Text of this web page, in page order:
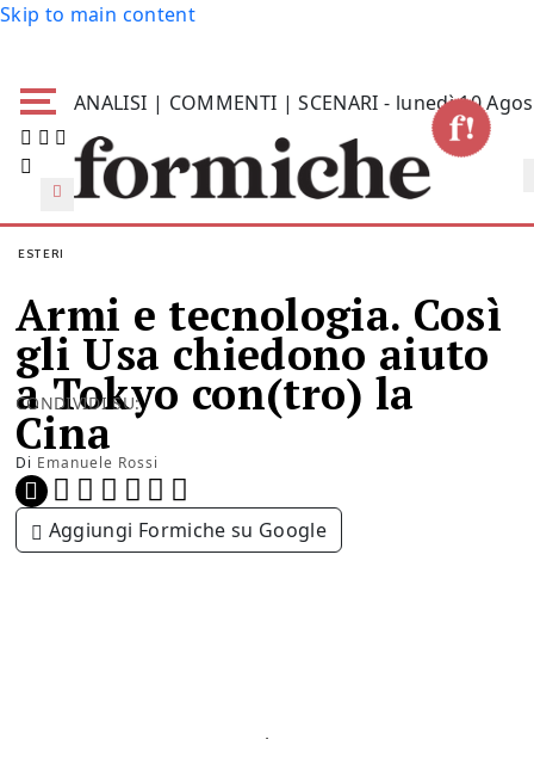
Skip to main content
ANALISI | COMMENTI | SCENARI - lunedì 10
ESTERI
Armi e tecnologia. Così
gli Usa chiedono aiuto
a Tokyo con(tro) la
Cina
Di Emanuele Rossi
CONDIVIDI SU:
Aggiungi Formiche su Google